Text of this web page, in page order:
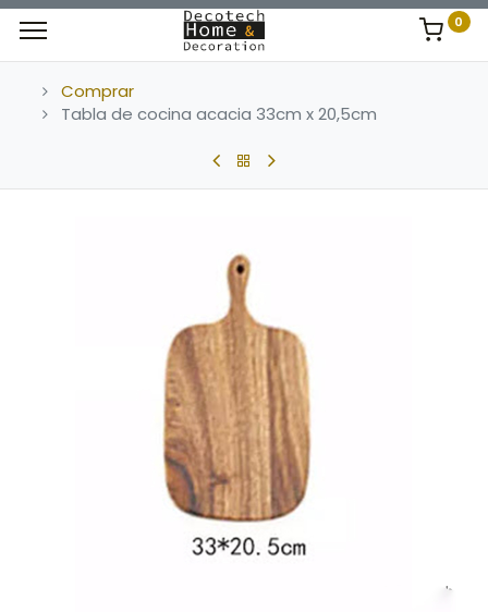
0
Comprar
Tabla de cocina acacia 33cm x 20,5cm